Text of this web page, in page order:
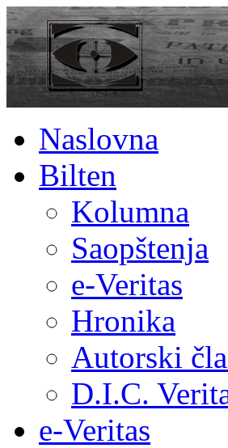
Naslovna
Bilten
Kolumna
Saopštenja
e-Veritas
Hronika
Autorski
D.I.C.
e-Veritas